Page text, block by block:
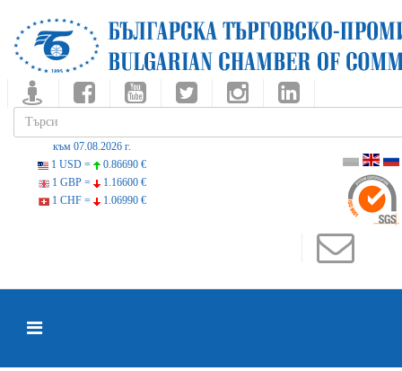
към 07.08.2026 г.
1 USD =
0.86690 €
1 GBP =
1.16600 €
1 CHF =
1.06990 €